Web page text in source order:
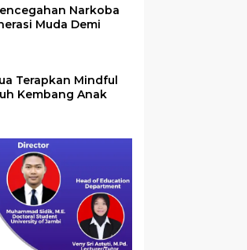
Narkoba
Muda Demi
Terapkan Mindful
Kembang Anak